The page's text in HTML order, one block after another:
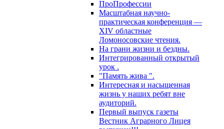
ПроПрофессии
Масштабная научно-
практическая конференция —
XIV областные
Ломоносовские чтения.
На грани жизни и бездны.
Интегрированный открытый
урок .
"Память жива ".
Интересная и насыщенная
жизнь у наших ребят вне
аудиторий.
Первый выпуск газеты
Вестник Аграрного Лицея